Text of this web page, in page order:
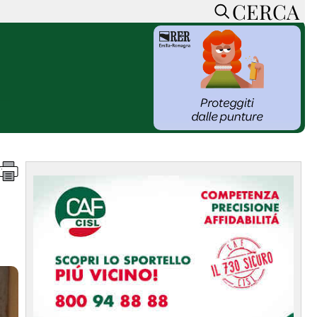
CERCA
ACCEDI o REGISTRATI
SOSTIENI LA PRESSA
CONOSCI LA PRESSA
PRIVACY POLICY
MAPPA DEL SITO
NORMATIVE
DEONTOLOGICHE
CERCA